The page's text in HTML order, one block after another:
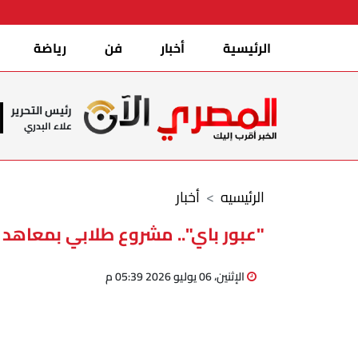
الرئيسية أخبار فن رياضة
رئيس التحرير
علاء البدري
أخبار الرئيسيه
"عبور باي".. مشروع طلابي بمعاهد
الإثنين، 06 يوليو 2026 05:39 م